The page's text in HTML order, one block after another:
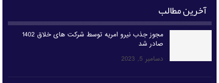
آخرین مطالب
مجوز جذب نیرو امریه توسط شرکت های خلاق 1402
صادر شد
دسامبر 5, 2023